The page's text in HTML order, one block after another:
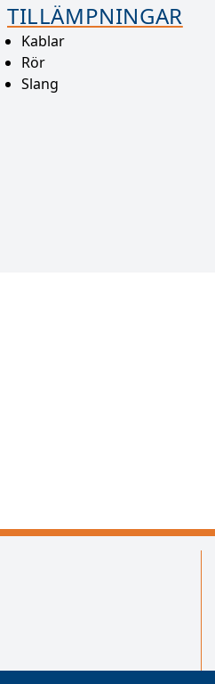
TILLÄMPNINGAR
Kablar
Rör
Slang